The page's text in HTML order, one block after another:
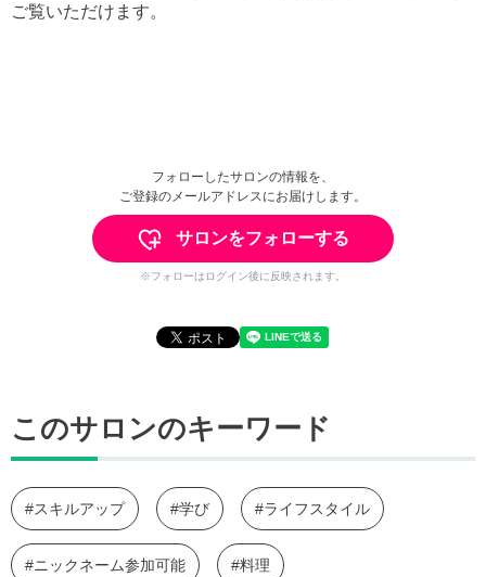
ご覧いただけます。
フォローしたサロンの情報を、
ご登録のメールアドレスにお届けします。
サロンをフォローする
※フォローはログイン後に反映されます。
このサロンのキーワード
#スキルアップ #学び #ライフスタイル
#ニックネーム参加可能 #料理